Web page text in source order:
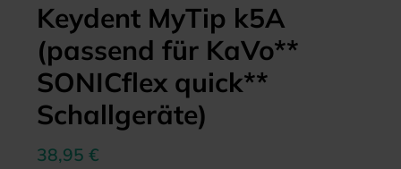
Keydent MyTip k5A
(passend für KaVo**
SONICflex quick**
Schallgeräte)
38,95 €